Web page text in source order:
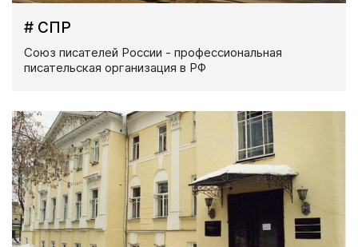
# СПР
Союз писателей России - профессиональная
писательская организация в РФ